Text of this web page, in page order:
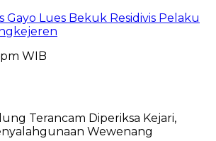
Gayo Lues Bekuk Residivis Pelaku
WIB